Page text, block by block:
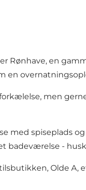
Rønhave, en
en
men
med spiseplads
badeværelse -
Olde